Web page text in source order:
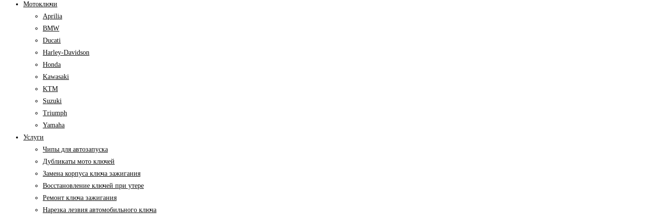
Мотоключи
Aprilia
BMW
Ducati
Harley-Davidson
Honda
Kawasaki
KTM
Suzuki
Triumph
Yamaha
Услуги
Чипы для автозапуска
Дубликаты мото ключей
Замена корпуса ключа зажигания
Восстановление ключей при утере
Ремонт ключа зажигания
Нарезка лезвия автомобильного ключа